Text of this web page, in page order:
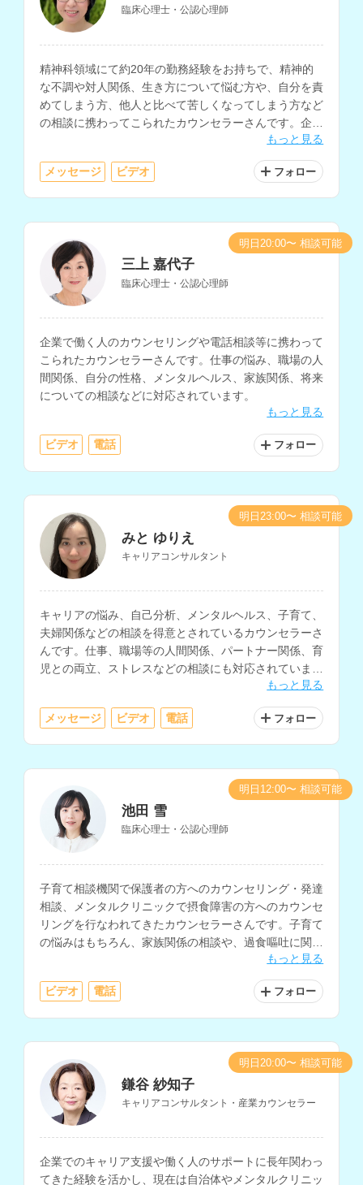
臨床心理士・公認心理師
精神科領域にて約20年の勤務経験をお持ちで、精神的
な不調や対人関係、生き方について悩む方や、自分を責
めてしまう方、他人と比べて苦しくなってしまう方など
の相談に携わってこられたカウンセラーさんです。企業
のメンタルヘルス研修の講師経験もお持ちです。もっと見る
メッセージ ビデオ フォロー
三上 嘉代子
臨床心理士・公認心理師
企業で働く人のカウンセリングや電話相談等に携わって
こられたカウンセラーさんです。仕事の悩み、職場の人
間関係、自分の性格、メンタルヘルス、家族関係、将来
についての相談などに対応されています。
もっと見る
ビデオ 電話 フォロー
明日20:00〜 相談可能
みと ゆりえ
キャリアコンサルタント
キャリアの悩み、自己分析、メンタルヘルス、子育て、
夫婦関係などの相談を得意とされているカウンセラーさ
んです。仕事、職場等の人間関係、パートナー関係、育
児との両立、ストレスなどの相談にも対応されていま
もっと見る
メッセージ ビデオ 電話 フォロー
明日23:00〜 相談可能
池田 雪
臨床心理士・公認心理師
子育て相談機関で保護者の方へのカウンセリング・発達
相談、メンタルクリニックで摂食障害の方へのカウンセ
リングを行なわれてきたカウンセラーさんです。子育て
の悩みはもちろん、家族関係の相談や、過食嘔吐に関す
もっと見る
ビデオ 電話 フォロー
明日12:00〜 相談可能
鎌谷 紗知子
キャリアコンサルタント・産業カウンセラー
企業でのキャリア支援や働く人のサポートに長年関わっ
てきた経験を活かし、現在は自治体やメンタルクリニッ
明日20:00〜 相談可能